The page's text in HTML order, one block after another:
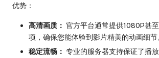
优势：
高清画质： 官方平台通常提供1080P甚
项，确保您能体验到影片精美的动画细节
稳定流畅： 专业的服务器支持保证了播